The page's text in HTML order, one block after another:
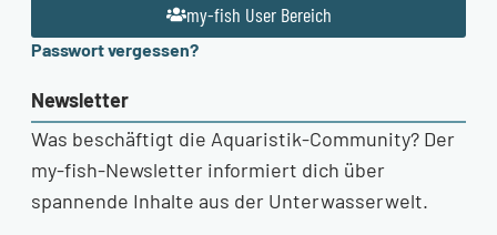
my-fish User Bereich
Passwort vergessen?
Newsletter
Was beschäftigt die Aquaristik-Community? Der
my-fish-Newsletter informiert dich über
spannende Inhalte aus der Unterwasserwelt.